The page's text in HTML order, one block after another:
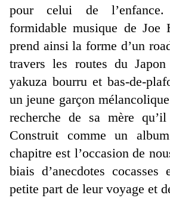
pour celui de
formidable musique de
prend ainsi la forme d’un
travers les routes du
yakuza bourru et bas-de-
un jeune garçon
recherche de sa mère
Construit comme un
chapitre est l’occasion de
biais d’anecdotes cocasses
petite part de leur voyage et